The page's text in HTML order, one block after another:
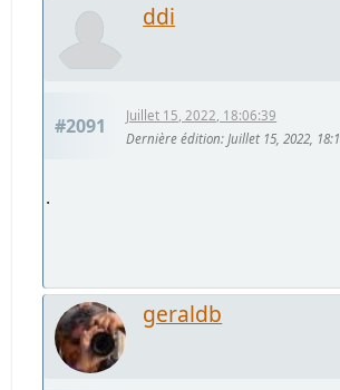
ddi
#2091
Juillet 15, 2022, 18:06:39
Dernière édition: Juillet 15, 2022,
.
geraldb